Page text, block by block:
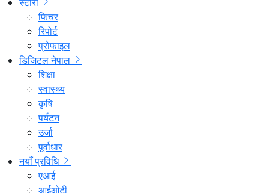
फिचर
रिपोर्ट
प्रोफाइल
डिजिटल नेपाल
शिक्षा
स्वास्थ्य
कृषि
पर्यटन
उर्जा
पूर्वाधार
नयाँ प्रविधि
एआई
आईओटी